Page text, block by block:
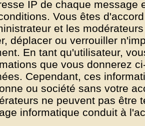
IP de chaque message
Vous êtes
et les
déplacer ou verrouiller
En tant qu'utilisateur,
que vous donnerez
Cependant, ces
ou société sans votre
ne peuvent pas être
informatique conduit à